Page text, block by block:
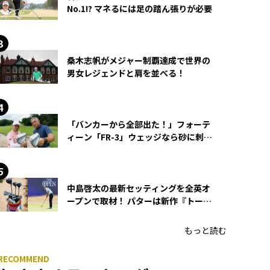
No.1!? マネるには足の踏ん張りが必要
桑木志帆がメジャー制覇達成で世界の
男女レジェンドと肩を並べる！
「バンカーから全部出た！」フォーテ
ィーン「FR-3」ウェッジなら砂に刺さ
中島啓太の最新セッティングを全英オ
ープンで取材！ パターは新作『トーチ
もっと読む